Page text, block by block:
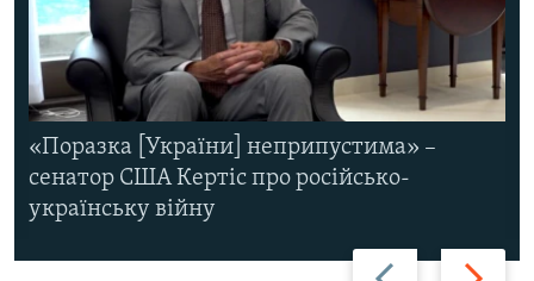
Назад Вперед
«Поразка [України] неприпустима» –
сенатор США Кертіс про російсько-
українську війну